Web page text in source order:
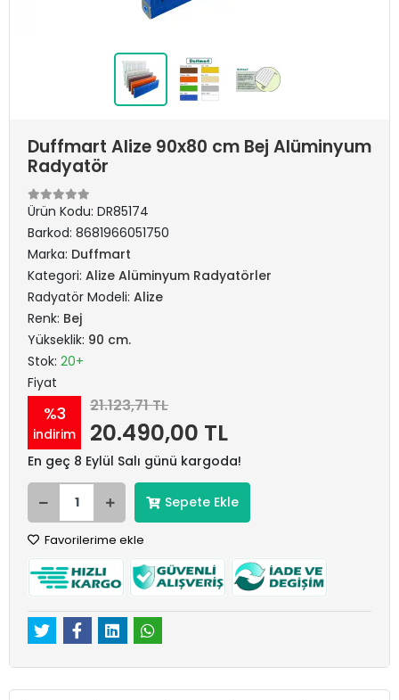
Duffmart Alize 90x80 cm Bej Alüminyum
Radyatör
Ürün Kodu: DR85174
Barkod: 8681966051750
Marka: Duffmart
Kategori: Alize Alüminyum Radyatörler
Radyatör Modeli: Alize
Renk: Bej
Yükseklik: 90 cm.
Stok: 20+
Fiyat
%3
indirim
21.123,71 TL
20.490,00 TL
En geç 8 Eylül Salı günü kargoda!
Sepete Ekle
Favorilerime ekle